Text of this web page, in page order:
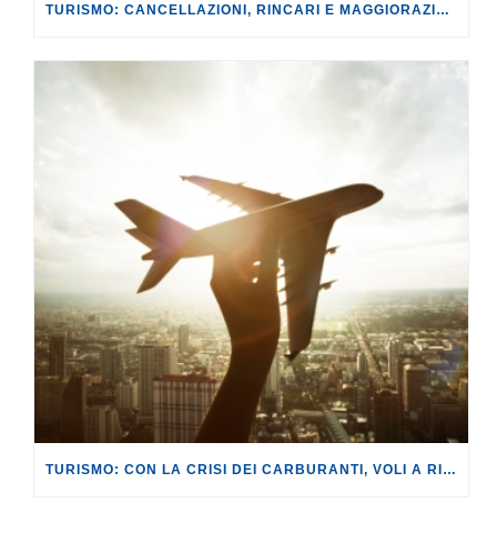
TURISMO: CANCELLAZIONI, RINCARI E MAGGIORAZIONI DI VOLI E PRENOTAZIONI.
TURISMO: CON LA CRISI DEI CARBURANTI, VOLI A RISCHIO CANCELLAZIONE O RINCARO.